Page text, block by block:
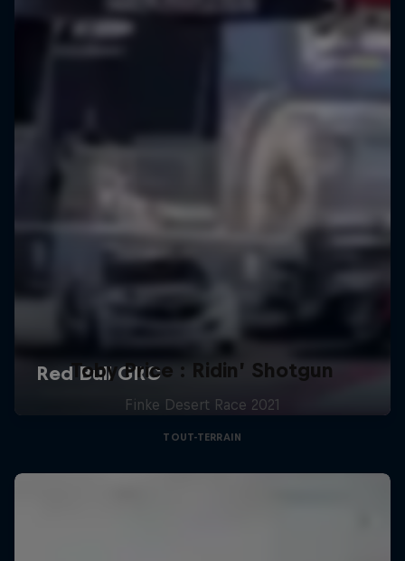
Toby Price : Ridin’ Shotgun
Finke Desert Race 2021
TOUT-TERRAIN